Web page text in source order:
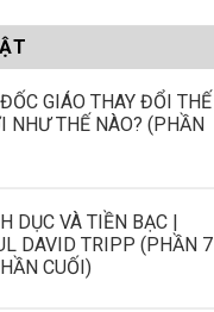
GIÁO THAY ĐỔI THẾ
NHƯ THẾ NÀO? (PHẦN
DỤC VÀ TIỀN BẠC |
DAVID TRIPP (PHẦN 7
CUỐI)